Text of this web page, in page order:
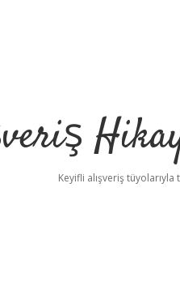
Keyifli alışveriş tüyolarıyla